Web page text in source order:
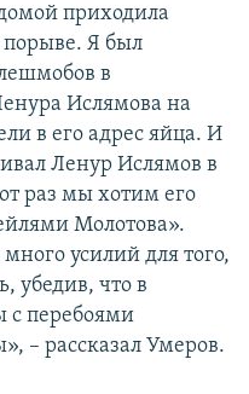
приходила
Я был
в
Ислямова на
в его адрес яйца. И
Ленур Ислямов в
раз мы хотим его
Молотова».
усилий для того,
убедив, что в
с перебоями
– рассказал Умеров.